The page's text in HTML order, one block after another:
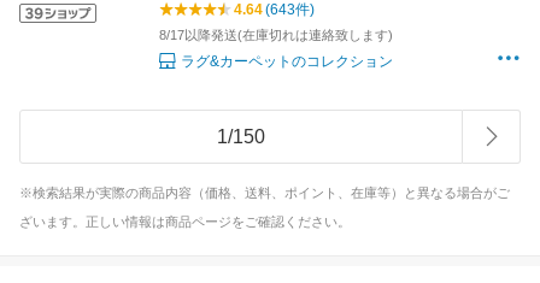
4.64(643件)
8/17以降発送(在庫切れは連絡致します)
ラグ&カーペットのコレクション
1/150
※検索結果が実際の商品内容（価格、送料、ポイント、在庫等）と異なる場合がご
ざいます。正しい情報は商品ページをご確認ください。